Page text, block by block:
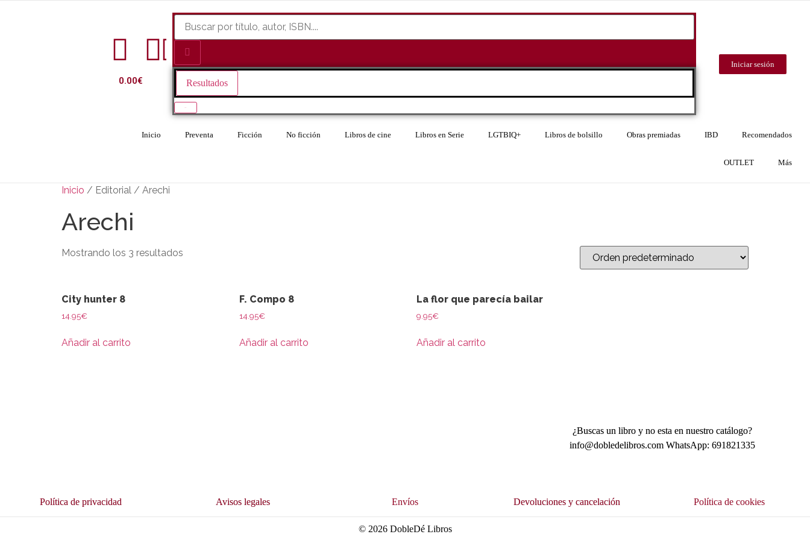
0.00€ Resultados
Iniciar sesión
Inicio Preventa Ficción No ficción Libros de cine Libros en Serie LGTBIQ+ Libros de bolsillo Obras premiadas IBD Recomendados
OUTLET Más
Inicio / Editorial / Arechi
Arechi
Mostrando los 3 resultados
City hunter 8
14.95€
Añadir al carrito
F. Compo 8
14.95€
Añadir al carrito
La flor que parecía bailar
9.95€
Añadir al carrito
¿Buscas un libro y no esta en nuestro catálogo?
info@dobledelibros.com WhatsApp: 691821335
Política de privacidad Avisos legales Envíos Devoluciones y cancelación Política de cookies
© 2026 DobleDé Libros